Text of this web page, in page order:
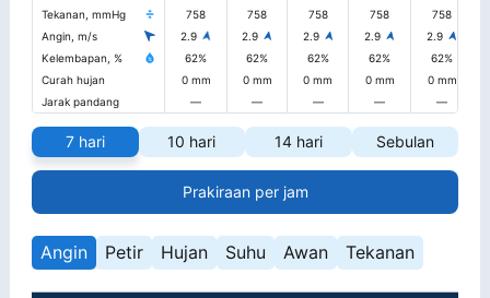
Tekanan, mmHg
758 758 758 758
758
Angin, m/s
2.9 2.9 2.9 2.9 2.9
Kelembapan, %
62% 62% 62% 62%
62%
Curah hujan
0 mm 0 mm 0 mm 0 mm 0 mm
Jarak pandang
— — — — —
7 hari 10 hari 14 hari Sebulan
Prakiraan per jam
Angin Petir Hujan Suhu Awan Tekanan